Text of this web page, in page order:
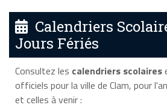
Calendriers
Jours Fériés
Consultez les calendriers scolaires
officiels pour la ville de Clam, pour
et celles à venir :